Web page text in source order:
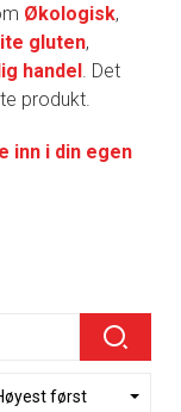
Økologisk,
gluten,
handel. Det
produkt.
inn i din egen